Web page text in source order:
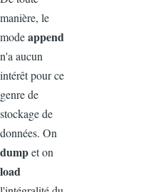
manière, le
modeappend
n'a aucun
intérêt pour ce
genre de
stockage de
données. On
dumpet on
load